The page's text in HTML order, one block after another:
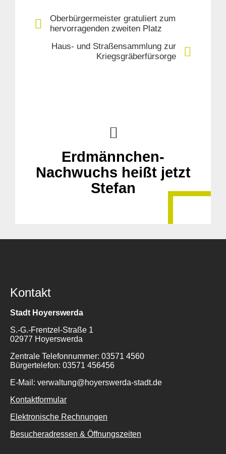
Oberbürgermeister gratuliert zum
hervorragenden zweiten Platz
Haus- und Straßensammlung zur
Kriegsgräberfürsorge
Erdmännchen-
Nachwuchs heißt jetzt
Stefan
Kontakt
Stadt Hoyerswerda
S.-G.-Frentzel-Straße 1
02977 Hoyerswerda
Zentrale Telefonnummer: 03571 4560
Bürgertelefon: 03571 456456
E-Mail: verwaltung@hoyerswerda-stadt.de
Kontaktformular
Elektronische Rechnungen
Besucheradressen & Öffnungszeiten